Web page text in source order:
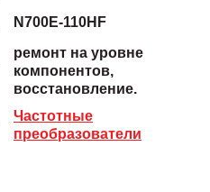
N700E-110HF
ремонт на уровне
компонентов,
восстановление.
Частотные
преобразователи